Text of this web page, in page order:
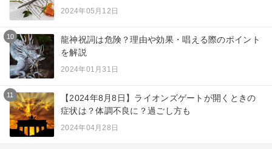
2024年05月12日
10
龍神祝詞は危険？理由や効果・唱える際のポイント
を解説
2024年01月31日
11
【2024年8月8日】ライオンズゲートが開くときの
症状は？体調不良に？過ごし方も
2024年04月28日